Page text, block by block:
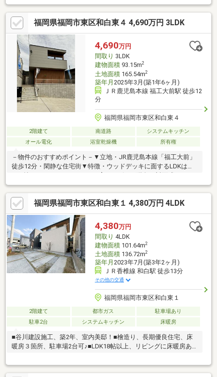
プロが実施！住宅ローン経験豊富で無料相談♪1971年創業☆55年
の信頼と実績☆世界最大の不動産会社センチュリー21♪弊社はロ
ーン代行10万円～30万円不要で安心安全の不動産取引ができま
す！！住宅ローン、ライフプランもプロが実施♪
福岡県福岡市東区和白東４ 4,690万円 3LDK
4,690万円
間取り 3LDK
建物面積93.15m2
土地面積165.54m2
築年月 2025年3月(築1年6ヶ月)
ＪＲ鹿児島本線 福工大前駅 徒歩12
分
福岡県福岡市東区和白東４
2階建て 南道路
システムキッチン
オール電化
浴室乾燥機 所有権
－物件のおすすめポイント－▼立地・JR鹿児島本線「福工大前」
徒歩12分・閑静な住宅街▼特徴・ウッドデッキに面するLDKは約
ン・約3.0帖のフリースペースを設置・敷地内2台駐車可能(車種に
よる)・即お引渡し可能(残金精算後)※その他法令上の制限・法第
22条区域／外壁後退1m／高さの制限10m・戸建住環境形成地区:
建物用途・敷地面積・外壁後退距離によっては、建蔽率が40％ま
たは容積率60％に制限■ ご希望の住まい探しをお手伝いします
━━━━━・・・物件の詳細・ご相談はお気軽にお問い合わせく
ださい。
福岡県福岡市東区和白東１ 4,380万円 4LDK
4,380万円
間取り 4LDK
建物面積101.64m2
土地面積136.72m2
築年月 2023年7月(築3年2ヶ月)
ＪＲ香椎線 和白駅 徒歩13分
その他の交通
福岡県福岡市東区和白東１
2階建て 都市ガス
駐車場あり
駐車2台
システムキッチン 床暖房
■谷川建設施工、築2年、室内美邸！■檜造り、長期優良住宅、床
暖房３箇所、駐車場2台可♪■LDK18帖以上、リビングに床暖房あ